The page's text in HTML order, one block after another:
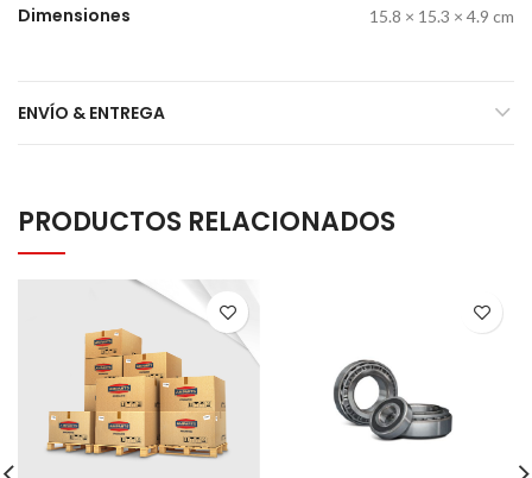
Dimensiones 15.8 × 15.3 × 4.9 cm
ENVÍO & ENTREGA
PRODUCTOS RELACIONADOS